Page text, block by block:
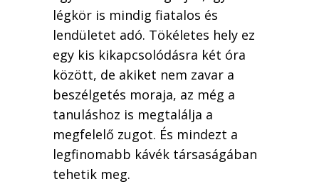
légkör is mindig fiatalos és
lendületet adó. Tökéletes hely ez
egy kis kikapcsolódásra két óra
között, de akiket nem zavar a
beszélgetés moraja, az még a
tanuláshoz is megtalálja a
megfelelő zugot. És mindezt a
legfinomabb kávék társaságában
tehetik meg.